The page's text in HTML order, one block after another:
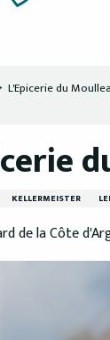
L'Epicerie du
KELLERMEISTER
de la Côte